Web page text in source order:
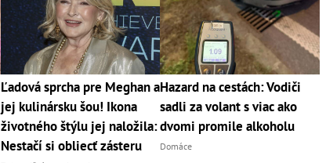
Ľadová sprcha pre Meghan a
jej kulinársku šou! Ikona
životného štýlu jej naložila:
Nestačí si obliecť zásteru
Hazard na cestách: Vodiči
sadli za volant s viac ako
dvomi promile alkoholu
Domáce